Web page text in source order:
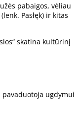
pabaigos, vėliau
Pasłęk) ir kitas
skatina kultūrinį
ugdymui